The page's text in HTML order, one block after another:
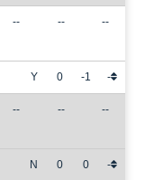
-- -- --
Y 0 -1 -
-- -- --
N 0 0 -